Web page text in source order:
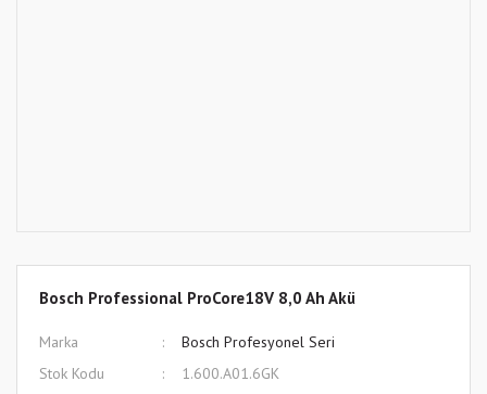
Bosch Professional ProCore18V 8,0 Ah Akü
Marka
Bosch Profesyonel Seri
Stok Kodu
1.600.A01.6GK